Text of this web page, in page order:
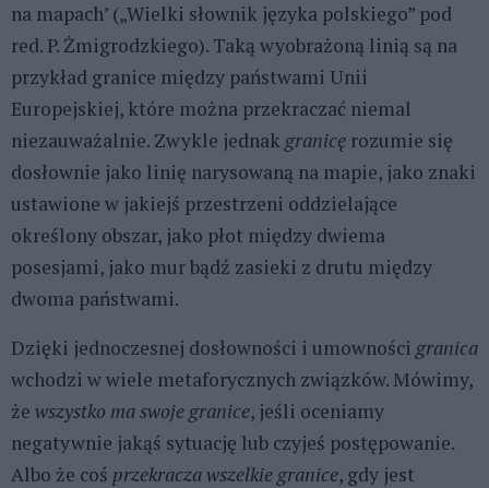
na mapach’ („Wielki słownik języka polskiego” pod
red. P. Żmigrodzkiego). Taką wyobrażoną linią są na
przykład granice między państwami Unii
Europejskiej, które można przekraczać niemal
niezauważalnie. Zwykle jednak granicę rozumie się
dosłownie jako linię narysowaną na mapie, jako znaki
ustawione w jakiejś przestrzeni oddzielające
określony obszar, jako płot między dwiema
posesjami, jako mur bądź zasieki z drutu między
dwoma państwami.
Dzięki jednoczesnej dosłowności i umowności granica
wchodzi w wiele metaforycznych związków. Mówimy,
że wszystko ma swoje granice, jeśli oceniamy
negatywnie jakąś sytuację lub czyjeś postępowanie.
Albo że coś przekracza wszelkie granice, gdy jest